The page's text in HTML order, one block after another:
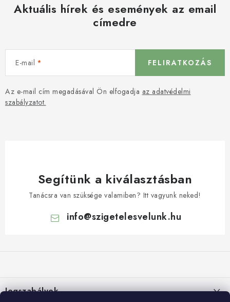
Aktuális hírek és események az email
címedre
E-mail
Az e-mail cím megadásával Ön elfogadja az adatvédelmi
szabályzatot.
FELIRATKOZÁS
Segítünk a kiválasztásban
Tanácsra van szüksége valamiben? Itt vagyunk neked!
info@szigetelesvelunk.hu
lJogszabályok